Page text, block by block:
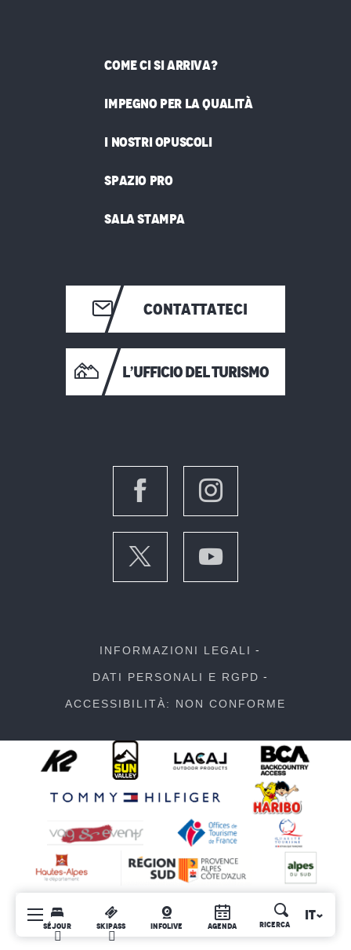
SÉJOUR SKIPASS INFOLIVE AGENDA
Ricerca
IT
COME CI SI ARRIVA?
IMPEGNO PER LA QUALITÀ
I NOSTRI OPUSCOLI
SPAZIO PRO
SALA STAMPA
CONTATTATECI
L’UFFICIO DEL TURISMO
INFORMAZIONI LEGALI
DATI PERSONALI E RGPD
ACCESSIBILITÀ: NON CONFORME